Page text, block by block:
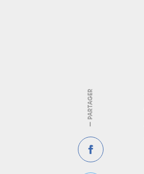
— PARTAGER